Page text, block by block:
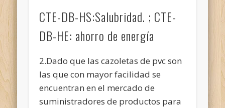
CTE-DB-HS:Salubridad. ; CTE-
DB-HE: ahorro de energía
2.Dado que las cazoletas de pvc son
las que con mayor facilidad se
encuentran en el mercado de
suministradores de productos para